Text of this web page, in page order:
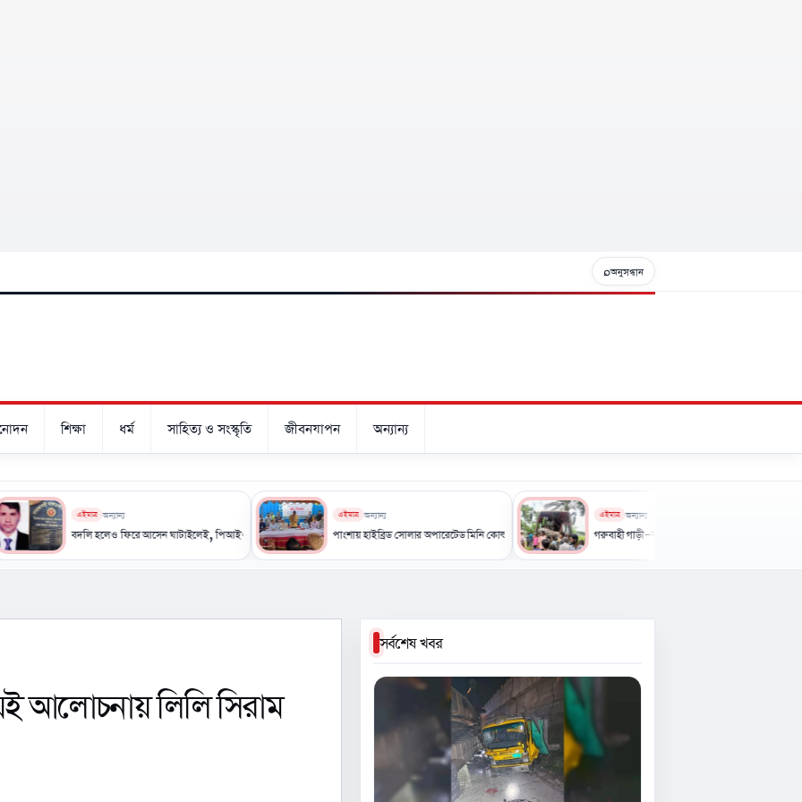
⌕অনুসন্ধান
শিক্ষা ধর্ম সাহিত্য ও সংস্কৃতি জীবনযাপন অন্যান্য
এইমাত্র অন্যান্য
বদলি হলেও ফিরে আসেন ঘাটাইলেই, পিআইও এনামুলকে ঘিরে নানা প্রশ্ন
এইমাত্র অন্যান্য
পাংশায় হাইব্রিড সোলার অপারেটেড মিনি কোল্ড স্টোরেজ-এর উদ্বোধন
এইমাত্র অন্যান্য
গরুবাহী গাড়ী-বাসের মুখোমুখি সংঘর্ষে নিহত ৩, আহত ৪
আলোচনায় লিলি সিরাম
সর্বশেষ খবর